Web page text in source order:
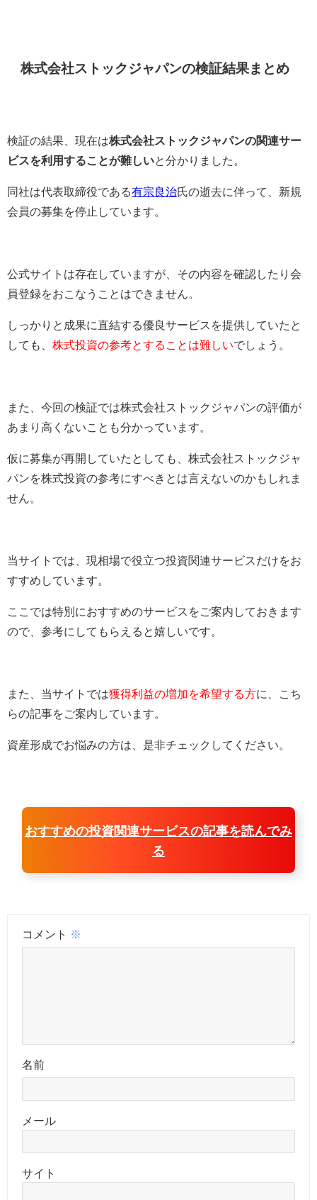
株式会社ストックジャパンの検証結果まとめ
検証の結果、現在は株式会社ストックジャパンの関連サー
ビスを利用することが難しいと分かりました。
同社は代表取締役である有宗良治氏の逝去に伴って、新規
会員の募集を停止しています。
公式サイトは存在していますが、その内容を確認したり会
員登録をおこなうことはできません。
しっかりと成果に直結する優良サービスを提供していたと
しても、 株式投資の参考とすることは難しいでしょう。
また、今回の検証では株式会社ストックジャパンの評価が
あまり高くないことも分かっています。
仮に募集が再開していたとしても、株式会社ストックジャ
パンを株式投資の参考にすべきとは言えないのかもしれま
せん。
当サイトでは、現相場で役立つ投資関連サービスだけをお
すすめしています。
ここでは特別におすすめのサービスをご案内しておきます
ので、参考にしてもらえると嬉しいです。
また、当サイトでは獲得利益の増加を希望する方に、こち
らの記事をご案内しています。
資産形成でお悩みの方は、是非チェックしてください。
おすすめの投資関連サービスの記事を読んでみ
る
コメント ※
名前
メール
サイト